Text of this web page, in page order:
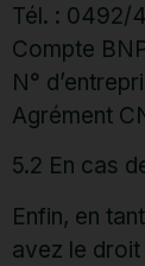
Tél. : 0492/
Compte
N°
Agrément
5.2 En cas
Enfin, en
avez le droit